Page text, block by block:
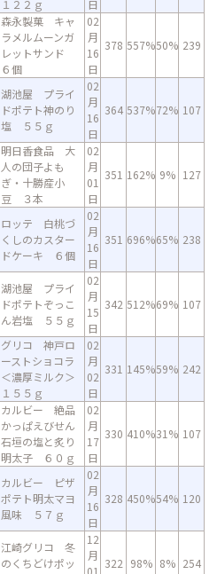
１２２ｇ
日
森永製菓 キャ
ラメルムーンガ
レットサンド
６個
02
月
16
日
378 557%50% 239
湖池屋 プライ
ドポテト神のり
塩 ５５ｇ
02
月
16
日
364 537%72% 107
明日香食品 大
人の団子よも
ぎ・十勝産小
豆 ３本
02
月
01
日
351 162% 9% 127
ロッテ 白桃づ
くしのカスター
ドケーキ ６個
02
月
16
日
351 696%65% 238
湖池屋 プライ
ドポテトぞっこ
ん岩塩 ５５ｇ
02
月
15
日
342 512%69% 107
グリコ 神戸ロ
ーストショコラ
＜濃厚ミルク＞
１５５ｇ
02
月
02
日
331 145%59% 242
カルビー 絶品
かっぱえびせん
石垣の塩と炙り
明太子 ６０ｇ
02
月
17
日
330 410%31% 107
カルビー ピザ
ポテト明太マヨ
風味 ５７ｇ
02
月
16
日
328 450%54% 120
江崎グリコ 冬
のくちどけポッ
12
月
01
322 98% 8% 254